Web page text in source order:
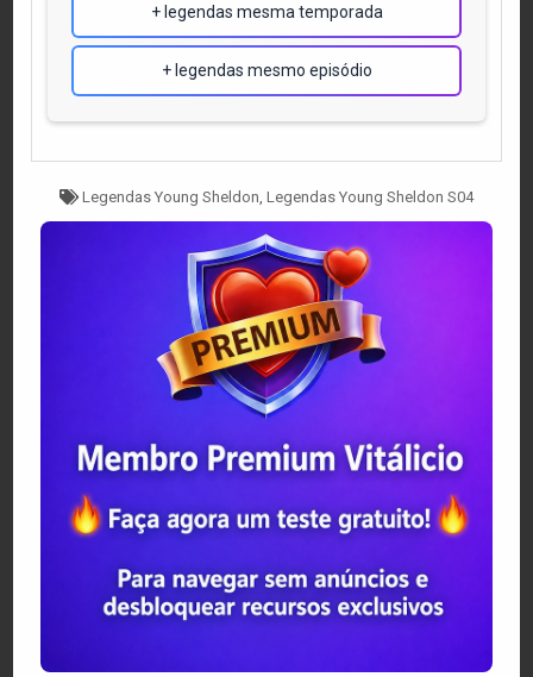
+ legendas mesma temporada
+ legendas mesmo episódio
Tagged
Legendas Young Sheldon Legendas Young Sheldon S04